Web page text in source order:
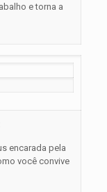
e torna a
encarada pela
você convive